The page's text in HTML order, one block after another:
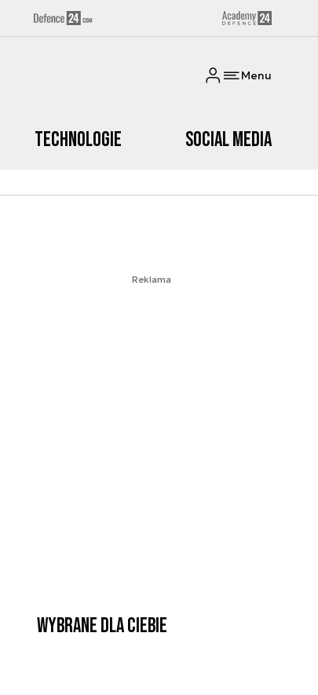
Menu
Technologie Social media
Reklama
Wybrane dla Ciebie